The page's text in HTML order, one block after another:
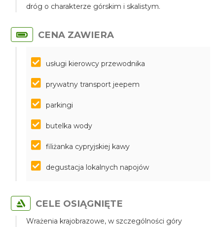
dróg o charakterze górskim i skalistym.
CENA ZAWIERA
usługi kierowcy przewodnika
prywatny transport jeepem
parkingi
butelka wody
filiżanka cypryjskiej kawy
degustacja lokalnych napojów
CELE OSIĄGNIĘTE
Wrażenia krajobrazowe, w szczególności góry